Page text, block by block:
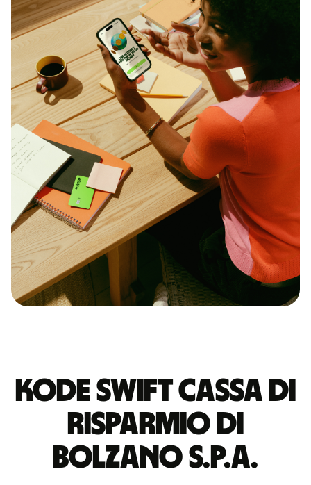
Kode Swift CASSA DI
RISPARMIO DI
BOLZANO S.P.A.